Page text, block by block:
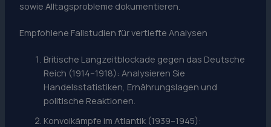
sowie Alltagsprobleme dokumentieren.
Empfohlene Fallstudien für vertiefte Analysen
Britische Langzeitblockade gegen das Deutsche
Reich (1914–1918): Analysieren Sie
Handelsstatistiken, Ernährungslagen und
politische Reaktionen.
Konvoikämpfe im Atlantik (1939–1945):